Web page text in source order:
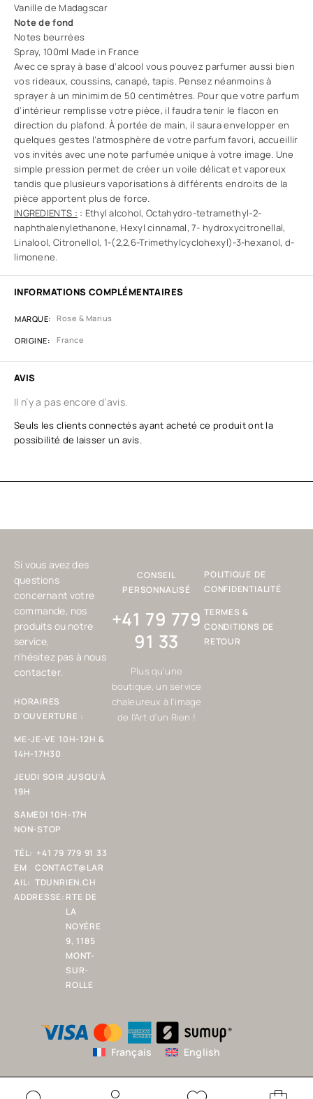
Vanille de Madagscar
Note de fond
Notes beurrées
Spray, 100ml Made in France
Avec ce spray à base d’alcool vous pouvez parfumer aussi bien
vos rideaux, coussins, canapé, tapis. Pensez néanmoins à
sprayer à un minimim de 50 centimètres. Pour que votre parfum
d’intérieur remplisse votre pièce, il faudra tenir le flacon en
direction du plafond. À portée de main, il saura envelopper en
quelques gestes l’atmosphère de votre parfum favori, accueillir
vos invités avec une note parfumée unique à votre image. Une
simple pression permet de créer un voile délicat et vaporeux
tandis que plusieurs vaporisations à différents endroits de la
pièce apportent plus de force.
INGREDIENTS : : Ethyl alcohol, Octahydro-tetramethyl-2-
naphthalenylethanone, Hexyl cinnamal, 7- hydroxycitronellal,
Linalool, Citronellol, 1-(2,2,6-Trimethylcyclohexyl)-3-hexanol, d-
limonene.
INFORMATIONS COMPLÉMENTAIRES
MARQUE Rose & Marius
ORIGINE France
AVIS
Il n’y a pas encore d’avis.
Seuls les clients connectés ayant acheté ce produit ont la
possibilité de laisser un avis.
Si vous avez des
questions
concernant votre
commande, nos
produits ou notre
service,
n'hésitez pas à nous
contacter.
HORAIRES
D'OUVERTURE :
ME-JE-VE 10H-12H &
14H-17H30
JEUDI SOIR JUSQU’À
19H
SAMEDI 10H-17H
NON-STOP
TÉL: +41 79 779 91 33
EM
AIL:
CONTACT@LAR
TDUNRIEN.CH
ADDRESSE: RTE DE
LA
NOYÈRE
9, 1185
MONT-
SUR-
ROLLE
CONSEIL
PERSONNALISÉ
+41 79 779
91 33
Plus qu'une
boutique, un service
chaleureux à l'image
de l'Art d'un Rien !
POLITIQUE DE
CONFIDENTIALITÉ
TERMES &
CONDITIONS DE
RETOUR
Français English